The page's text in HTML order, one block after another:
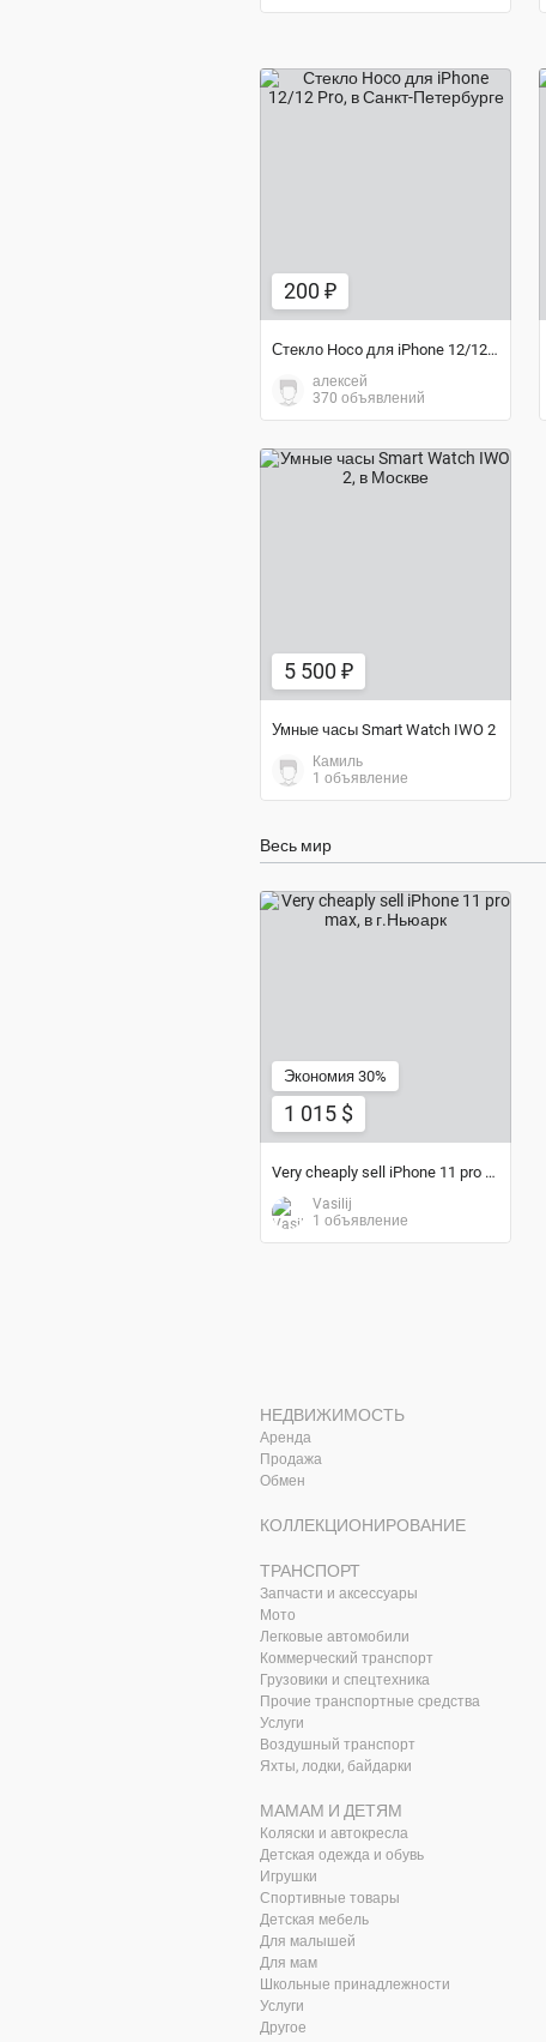
200 ₽
Стекло Hoco для iPhone 12/12 Pro
алексей
370 объявлений
5 500 ₽
Умные часы Smart Watch IWO 2
Камиль
1 объявление
Весь мир
Экономия 30%
1 015 $
Very cheaply sell iPhone 11 pro max
Vasilij
1 объявление
НЕДВИЖИМОСТЬ
Аренда
Продажа
Обмен
КОЛЛЕКЦИОНИРОВАНИЕ
ТРАНСПОРТ
Запчасти и аксессуары
Мото
Легковые автомобили
Коммерческий транспорт
Грузовики и спецтехника
Прочие транспортные средства
Услуги
Воздушный транспорт
Яхты, лодки, байдарки
МАМАМ И ДЕТЯМ
Коляски и автокресла
Детская одежда и обувь
Игрушки
Спортивные товары
Детская мебель
Для малышей
Для мам
Школьные принадлежности
Услуги
Другое